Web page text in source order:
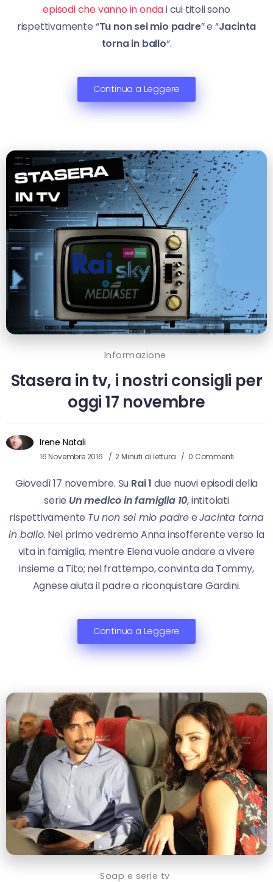
episodi che vanno in ondai cui titoli sono
rispettivamente “Tu non sei mio padre” e “Jacinta
torna in ballo“.
Continua a Leggere
Informazione
Stasera in tv, i nostri consigli per
oggi 17 novembre
Irene Natali
16 Novembre 2016 2 Minuti di lettura 0 Commenti
Giovedì 17 novembre. Su Rai 1 due nuovi episodi della
serie Un medico in famiglia 10, intitolati
rispettivamente Tu non sei mio padreeJacinta torna
in ballo. Nel primo vedremo Anna insofferente verso la
vita in famiglia, mentre Elena vuole andare a vivere
insieme a Tito; nel frattempo, convinta da Tommy,
Agnese aiuta il padre a riconquistare Gardini.
Continua a Leggere
Soap e serie tv